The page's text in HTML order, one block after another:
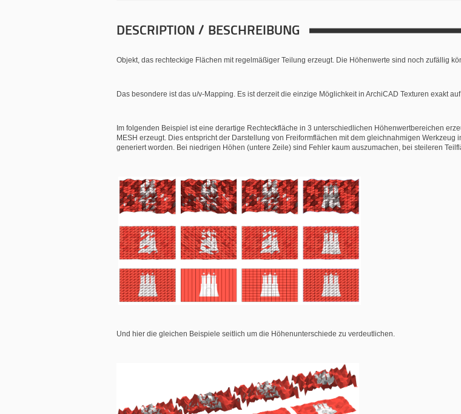
DESCRIPTION / BESCHREIBUNG
Objekt, das rechteckige Flächen mit regelmäßiger Teilung erzeugt. Die Höhenwerte sind noch zufällig
Das besondere ist das u/v-Mapping. Es ist derzeit die einzige Möglichkeit in ArchiCAD Texturen exakt
Im folgenden Beispiel ist eine derartige Rechteckfläche in 3 unterschiedlichen Höhenwertbereichen
MESH erzeugt. Dies entspricht der Darstellung von Freiformflächen mit dem gleichnahmigen
generiert worden. Bei niedrigen Höhen (untere Zeile) sind Fehler kaum auszumachen, bei steileren
Und hier die gleichen Beispiele seitlich um die Höhenunterschiede zu verdeutlichen.